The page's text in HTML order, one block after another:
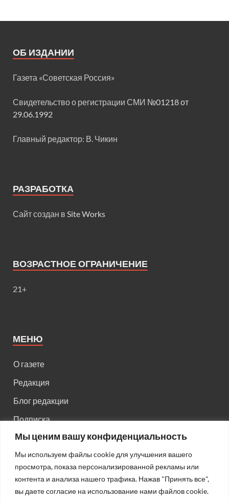
Мы ценим вашу конфиденциальность
Мы используем файлы cookie для улучшения вашего
просмотра, показа персонализированной рекламы или
контента и анализа нашего трафика. Нажав "Принять все",
вы даете согласие на использование нами файлов cookie.
ОБ ИЗДАНИИ
Газета «Советская Россия»
Свидетельство о регистрации СМИ №01218 от
29.06.1992
Главный редактор: В. Чикин
РАЗРАБОТКА
Сайт создан в Site Works
ВОЗРАСТНОЕ ОГРАНИЧЕНИЕ
21+
МЕНЮ
О газете
Редакция
Блог редакции
Подписка
Правила поведения на сайте
Реклама
Старый сайт
Старый HTML сайт